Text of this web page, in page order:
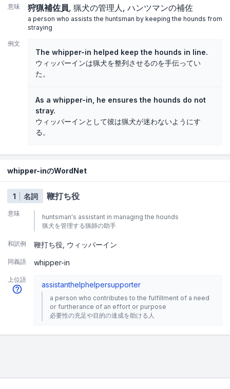
意味 狩猟補佐員 猟犬の管理人 ハンツマンの補佐
a person who assists the huntsman by keeping the hounds from
straying
例文
The whipper-in helped keep the hounds in line.
ウィッパーインは猟犬を整列させるのを手伝ってい
た。
As a whipper-in, he ensures the hounds do not
stray.
ウィッパーインとして彼は猟犬が迷わないようにす
る。
whipper-inのWordNet
1 名詞 鞭打ち役
意味
huntsman's assistant in managing the hounds
猟犬を管理する猟師の助手
和訳例 鞭打ち役 ウィッパーイン
同義語 whipper-in
上位語
assistanthelphelpersupporter
a person who contributes to the fulfillment of a need
or furtherance of an effort or purpose
必要性の充足や目的の達成を助ける人